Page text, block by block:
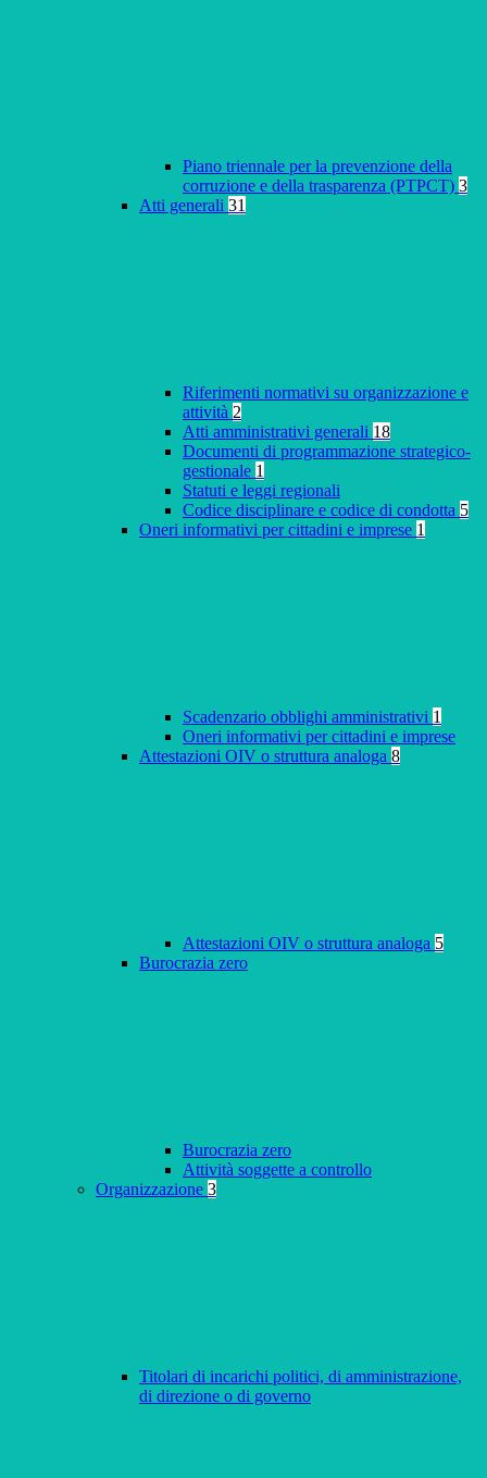
Piano triennale per la prevenzione della
corruzione e della trasparenza (PTPCT) 3
Atti generali 31
Riferimenti normativi su organizzazione e
attività 2
Atti amministrativi generali 18
Documenti di programmazione strategico-
gestionale 1
Statuti e leggi regionali
Codice disciplinare e codice di condotta 5
Oneri informativi per cittadini e imprese 1
Scadenzario obblighi amministrativi 1
Oneri informativi per cittadini e imprese
Attestazioni OIV o struttura analoga 8
Attestazioni OIV o struttura analoga 5
Burocrazia zero
Burocrazia zero
Attività soggette a controllo
Organizzazione 3
Titolari di incarichi politici, di amministrazione,
di direzione o di governo